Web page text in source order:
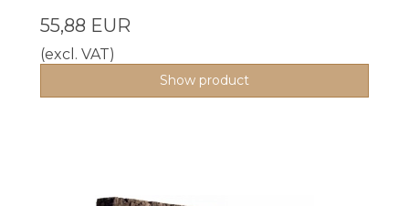
55,88 EUR
(excl. VAT)
Show product